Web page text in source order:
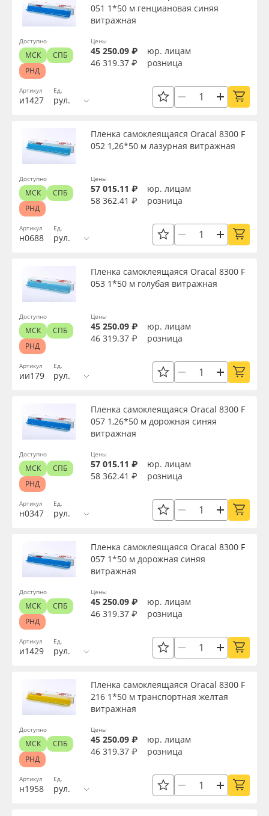
Артикул
и1427
051 1*50 м генциановая синяя
витражная
Ед.
рул.
Цены
45 250.09 ₽
юр. лицам
46 319.37 ₽
розница
Доступно
МСК
СПБ
РНД
Артикул
н0688
Пленка самоклеящаяся Oracal 8300 F
052 1,26*50 м лазурная витражная
Ед.
рул.
Цены
57 015.11 ₽
юр. лицам
58 362.41 ₽
розница
Доступно
МСК
СПБ
РНД
Артикул
ии179
Пленка самоклеящаяся Oracal 8300 F
053 1*50 м голубая витражная
Ед.
рул.
Цены
45 250.09 ₽
юр. лицам
46 319.37 ₽
розница
Доступно
МСК
СПБ
РНД
Артикул
н0347
Пленка самоклеящаяся Oracal 8300 F
057 1,26*50 м дорожная синяя
витражная
Ед.
рул.
Цены
57 015.11 ₽
юр. лицам
58 362.41 ₽
розница
Доступно
МСК
СПБ
РНД
Артикул
и1429
Пленка самоклеящаяся Oracal 8300 F
057 1*50 м дорожная синяя
витражная
Ед.
рул.
Цены
45 250.09 ₽
юр. лицам
46 319.37 ₽
розница
Доступно
МСК
СПБ
РНД
Артикул
н1958
Пленка самоклеящаяся Oracal 8300 F
216 1*50 м транспортная желтая
витражная
Ед.
рул.
Цены
45 250.09 ₽
юр. лицам
46 319.37 ₽
розница
Доступно
МСК
СПБ
РНД